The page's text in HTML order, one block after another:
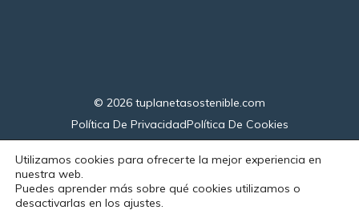
© 2026 tuplanetasostenible.com
Política De PrivacidadPolítica De Cookies
Utilizamos cookies para ofrecerte la mejor experiencia en
nuestra web.
Puedes aprender más sobre qué cookies utilizamos o
desactivarlas en los ajustes.